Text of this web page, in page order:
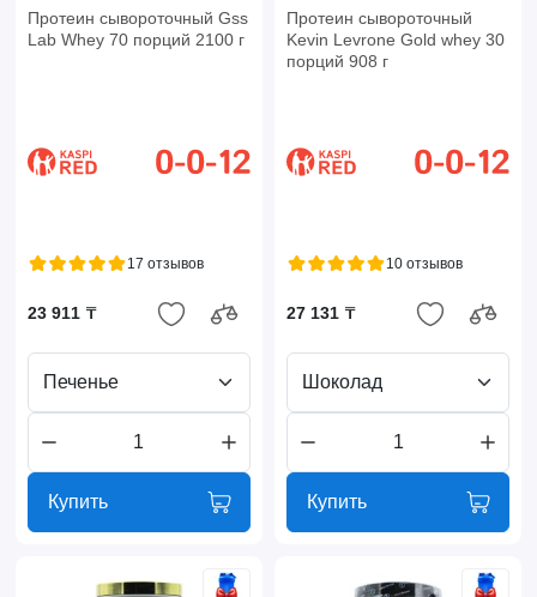
Протеин сывороточный Gss
Lab Whey 70 порций 2100 г
17 отзывов
23 911 ₸
Печенье
Купить
Протеин сывороточный
Kevin Levrone Gold whey 30
порций 908 г
10 отзывов
27 131 ₸
Шоколад
Купить